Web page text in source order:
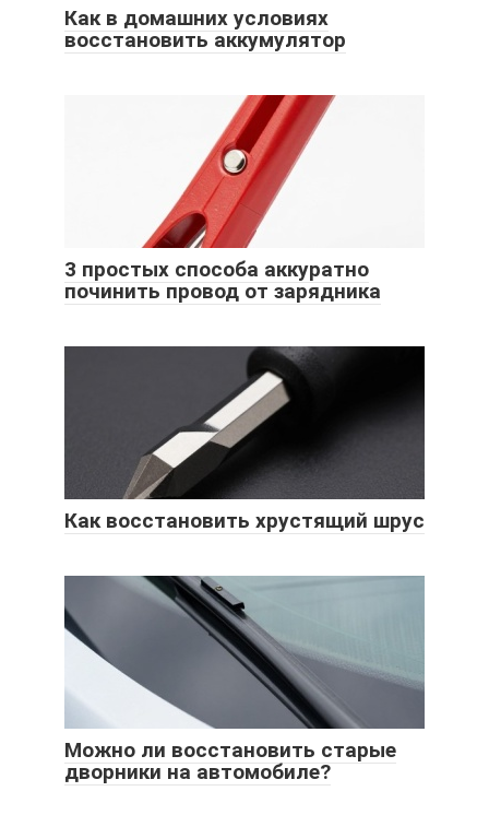
Как в домашних условиях
восстановить аккумулятор
3 простых способа аккуратно
починить провод от зарядника
Как восстановить хрустящий шрус
Можно ли восстановить старые
дворники на автомобиле?